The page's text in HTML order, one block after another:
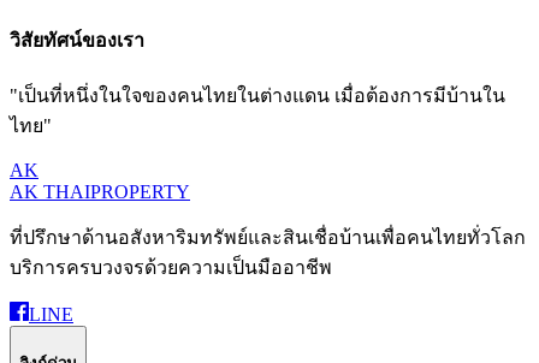
วิสัยทัศน์ของเรา
"เป็นที่หนึ่งในใจของคนไทยในต่างแดน เมื่อต้องการมีบ้านใน
ไทย"
AK
AK THAIPROPERTY
ที่ปรึกษาด้านอสังหาริมทรัพย์และสินเชื่อบ้านเพื่อคนไทยทั่วโลก
บริการครบวงจรด้วยความเป็นมืออาชีพ
LINE